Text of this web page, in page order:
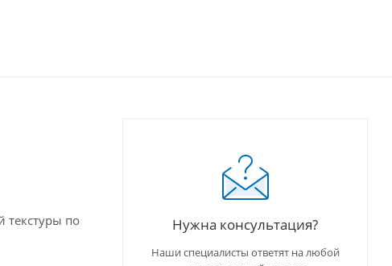
текстуры по
Нужна консультация?
Наши специалисты ответят на любой